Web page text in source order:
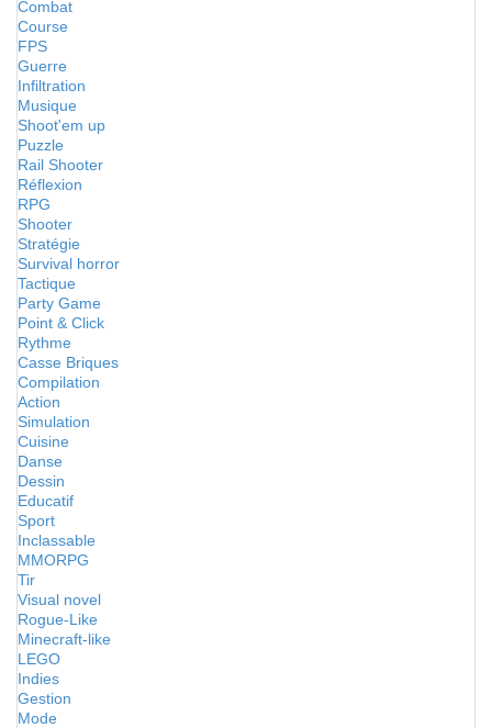
Combat
Course
FPS
Guerre
Infiltration
Musique
Shoot'em up
Puzzle
Rail Shooter
Réflexion
RPG
Shooter
Stratégie
Survival horror
Tactique
Party Game
Point & Click
Rythme
Casse Briques
Compilation
Action
Simulation
Cuisine
Danse
Dessin
Educatif
Sport
Inclassable
MMORPG
Tir
Visual novel
Rogue-Like
Minecraft-like
LEGO
Indies
Gestion
Mode